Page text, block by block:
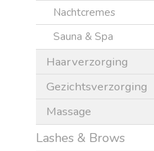
Nachtcremes
Sauna & Spa
Haarverzorging
Gezichtsverzorging
Massage
Lashes & Brows